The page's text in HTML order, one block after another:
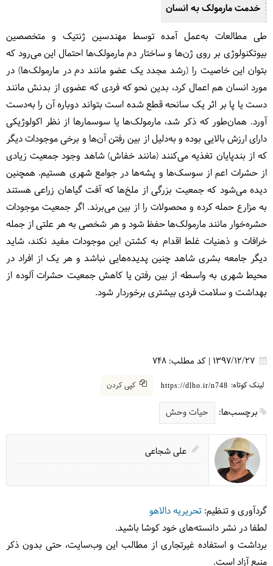
خدمت مارمولک به انسان
طی مطالعات به‌عمل آمده توسط مهندسین ژنتیک و متخصصین
بیوتکنولوژی بر روی ژن‌ها و ساختار دم مارمولک‌ها احتمال این می‌رود که
بتوان این خاصیت را (رشد مجدد یک عضو مانند دم در مارمولک‌ها) در
مورد انسان هم اعمال کرد، بدین نحو که فردی که عضوی از بدنش مانند
دست یا پا بر اثر یک سانحه قطع شده است بتواند دوباره آن را به‌دست
آورد. همان‌طور که ذکر شد، مارمولک‌ها یا سوسمارها از نظر اکولوژیکی
دارای ارزش بالایی بوده و به‌دلیل از بین رفتن آن‌ها و برخی موجودات دیگر
که از بندپایان تغذیه می‌کنند (مانند خفاش) شاهد وجود جمعیت زیادی
از حشرات اعم از سوسک‌ها و پشه‌ها در جوامع شهری هستیم. همچنین
دیده می‌شود که جمعیت بزرگی از ملخ‌ها که آفت گیاهان زراعی هستند
به مزارع حمله کرده و محصولات را از بین می‌برند. اگر جمعیت موجودات
حشره‌خوار مانند مارمولک‌ها حفظ شود و هر شخصی به هر علتی از جمله
خرافات و ذهنیات غلط اقدام به کشتن این موجودات مفید نکند، شاید
دیگر جامعه بشری شاهد چنین پدیده‌هایی نباشد و هر یک از افراد در
محیط شهری به واسطه از بین رفتن یا کاهش جمعیت حشرات آلوده از
بهداشت و سلامت فردی بیشتری برخوردار شود.
1397/12/27
| کد مطلب: 748
لینک کوتاه: https://dlho.ir/n748 کپی کردن
برچسب‌ها: حیات وحش
علی شجاعی
گردآوری و تنظیم: تحریریه دالاهو
لطفا در نشر دانسته‌های خود کوشا باشید.
برداشت و استفاده غیرتجاری از مطالب این وب‌سایت، حتی بدون ذکر
منبع آزاد است.